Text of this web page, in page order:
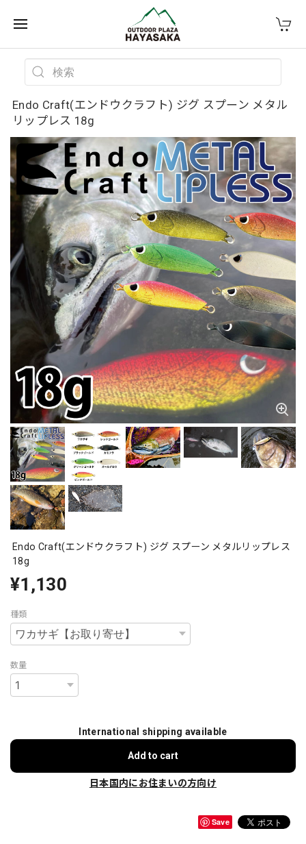
Endo Craft(エンドウクラフト) ジグ スプーン メタル
リップレス 18g
Endo Craft(エンドウクラフト) ジグ スプーン メタルリップレス
18g
¥1,130
種類
数量
International shipping available
Add to cart
日本国内にお住まいの方向け
Save